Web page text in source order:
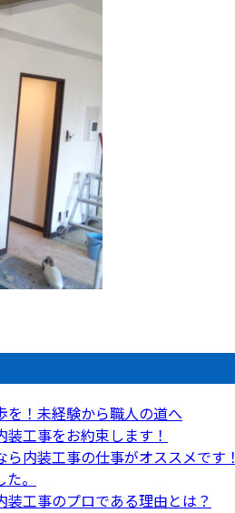
を！未経験から職人の道へ
工事をお約束します！
内装工事の仕事がオススメです！
。
工事のプロである理由とは？